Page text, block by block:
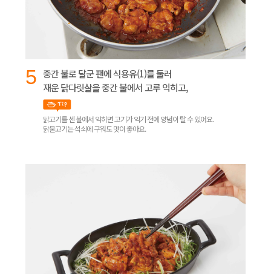
5 중간 불로 달군 팬에 식용유(1)를 둘러
재운 닭다릿살을 중간 불에서 고루 익히고,
닭고기를 센 불에서 익히면 고기가 익기 전에 양념이 탈 수 있어요.
닭불고기는 석쇠에 구워도 맛이 좋아요.